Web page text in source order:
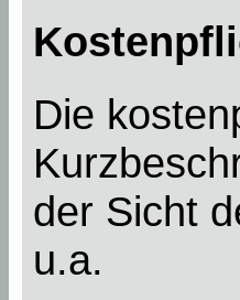
Die
der Sicht
u.a.